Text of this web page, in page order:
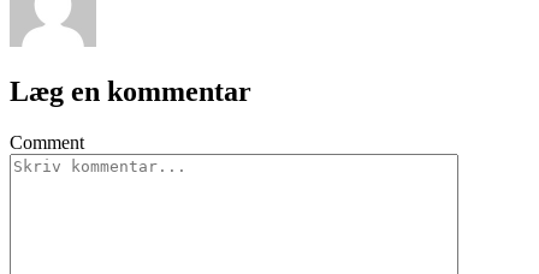
Læg en kommentar
Comment